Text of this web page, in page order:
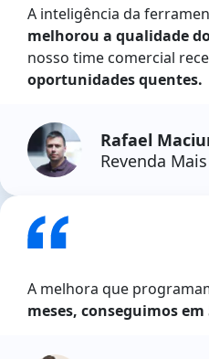
A inteligência da
melhorou a qualidade
nosso time comercial
oportunidades quentes.
Rafael
Revenda Mais
A melhora que
meses, conseguimos em